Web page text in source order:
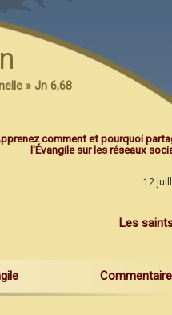
» Jn 6,68
comment et pourquoi
l'Évangile sur les réseaux
12
Les
Commentaire
et la gloire qui va être
gloire donnée aux enfants
qui dure encore.
à recevoir l’Esprit